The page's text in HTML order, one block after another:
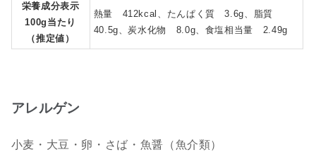
栄養成分表示
100g当たり
（推定値）
熱量 412kcal、たんぱく質 3.6g、脂質
40.5g、炭水化物 8.0g、食塩相当量 2.49g
アレルゲン
小麦・大豆・卵・さば・魚醤（魚介類）